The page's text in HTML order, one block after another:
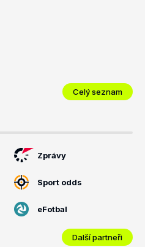
Celý seznam
Zprávy
Sport odds
eFotbal
Další partneři